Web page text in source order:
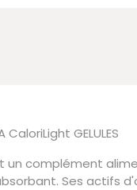
CaloriLight GELULES
un complément
Ses actifs